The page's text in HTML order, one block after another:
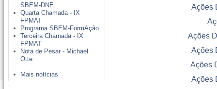
SBEM-DNE
Quarta Chamada - IX
FPMAT
Programa SBEM-FormAção
Terceira Chamada - IX
FPMAT
Nota de Pesar - Michael
Otte
Mais notícias
Ações
Ações
Ações
Ações
Ações